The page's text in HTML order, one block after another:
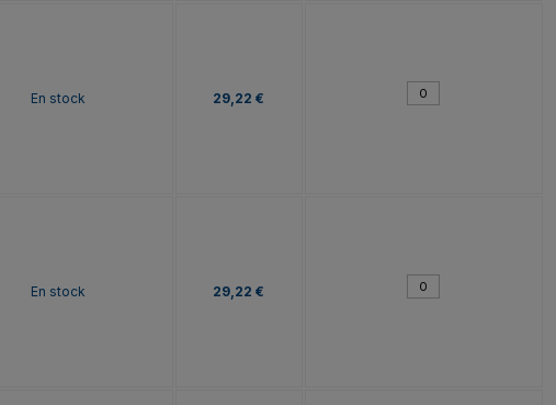
En stock 29,22 €
En stock 29,22 €